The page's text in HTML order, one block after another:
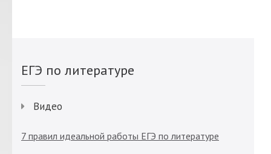
ЕГЭ по литературе
Видео
7 правил идеальной работы ЕГЭ по литературе